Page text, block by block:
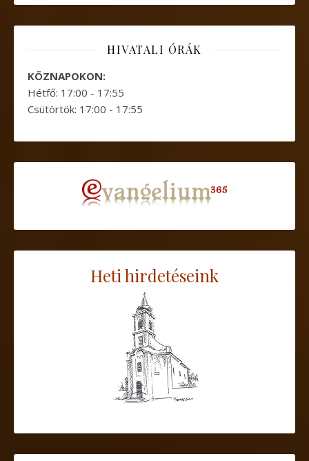
HIVATALI ÓRÁK
KÖZNAPOKON:
Hétfő: 17:00 - 17:55
Csütörtök: 17:00 - 17:55
Heti hirdetéseink